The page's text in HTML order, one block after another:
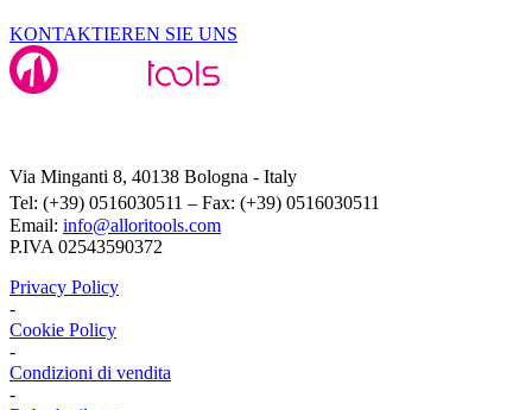
KONTAKTIEREN SIE UNS
Via Minganti 8, 40138 Bologna - Italy
Tel: (+39) 0516030511 – Fax: (+39) 0516030511
Email: info@alloritools.com
P.IVA 02543590372
Privacy Policy
-
Cookie Policy
-
Condizioni di vendita
-